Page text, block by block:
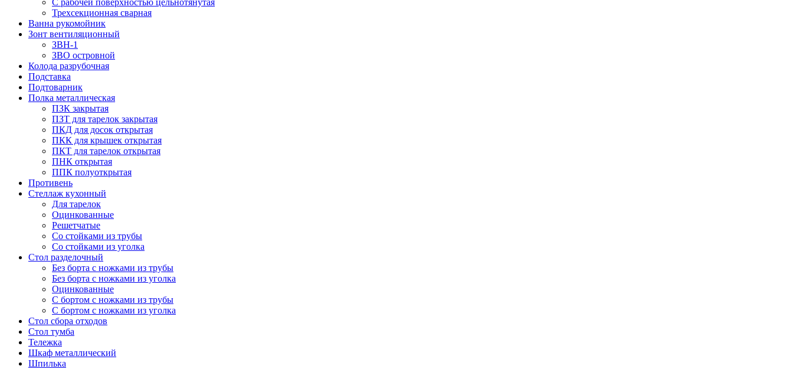
С рабочей поверхностью цельнотянутая
Трехсекционная сварная
Ванна рукомойник
Зонт вентиляционный
ЗВН-1
ЗВО островной
Колода разрубочная
Подставка
Подтоварник
Полка металлическая
ПЗК закрытая
ПЗТ для тарелок закрытая
ПКД для досок открытая
ПКК для крышек открытая
ПКТ для тарелок открытая
ПНК открытая
ППК полуоткрытая
Противень
Стеллаж кухонный
Для тарелок
Оцинкованные
Решетчатые
Со стойками из трубы
Со стойками из уголка
Стол разделочный
Без борта с ножками из трубы
Без борта с ножками из уголка
Оцинкованные
С бортом с ножками из трубы
С бортом с ножками из уголка
Стол сбора отходов
Стол тумба
Тележка
Шкаф металлический
Шпилька